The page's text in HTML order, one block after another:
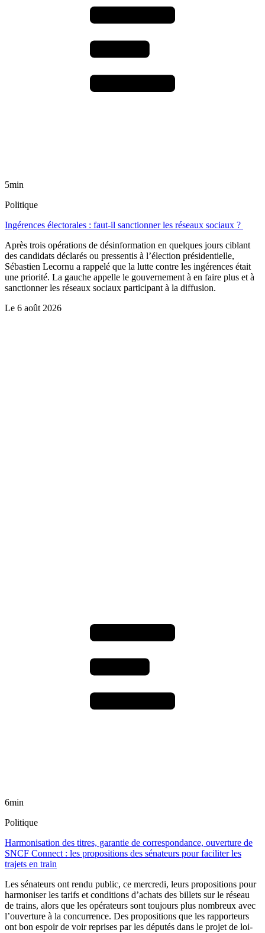
5min
Politique
Ingérences électorales : faut-il sanctionner les réseaux sociaux ?
Après trois opérations de désinformation en quelques jours ciblant
des candidats déclarés ou pressentis à l’élection présidentielle,
Sébastien Lecornu a rappelé que la lutte contre les ingérences était
une priorité. La gauche appelle le gouvernement à en faire plus et à
sanctionner les réseaux sociaux participant à la diffusion.
Le 6 août 2026
6min
Politique
Harmonisation des titres, garantie de correspondance, ouverture de
SNCF Connect : les propositions des sénateurs pour faciliter les
trajets en train
Les sénateurs ont rendu public, ce mercredi, leurs propositions pour
harmoniser les tarifs et conditions d’achats des billets sur le réseau
de trains, alors que les opérateurs sont toujours plus nombreux avec
l’ouverture à la concurrence. Des propositions que les rapporteurs
ont bon espoir de voir reprises par les députés dans le projet de loi-